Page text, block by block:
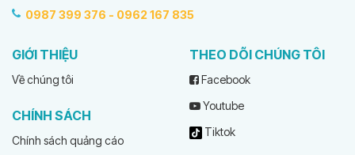
0987 399 376 - 0962 167 835
GIỚI THIỆU
Về chúng tôi
CHÍNH SÁCH
Chính sách quảng cáo
THEO DÕI CHÚNG TÔI
Facebook
Youtube
Tiktok